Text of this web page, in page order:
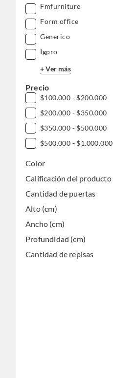
Fmfurniture
Form office
Generico
Igpro
+ Ver más
Precio
$100.000 - $200.000
$200.000 - $350.000
$350.000 - $500.000
$500.000 - $1.000.000
Color
Calificación del producto
Cantidad de puertas
Alto (cm)
Ancho (cm)
Profundidad (cm)
Cantidad de repisas